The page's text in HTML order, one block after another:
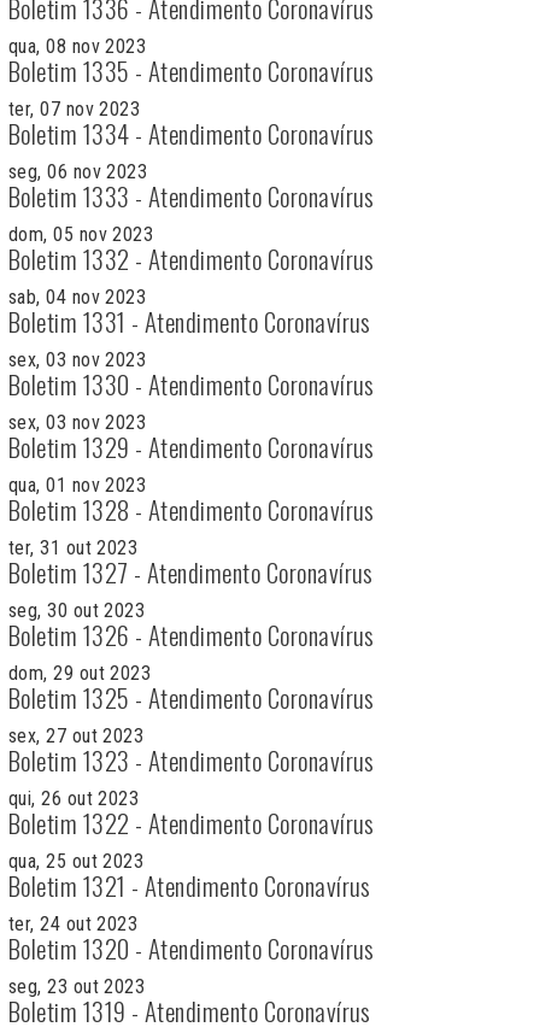
Boletim 1336 - Atendimento Coronavírus
qua, 08 nov 2023
Boletim 1335 - Atendimento Coronavírus
ter, 07 nov 2023
Boletim 1334 - Atendimento Coronavírus
seg, 06 nov 2023
Boletim 1333 - Atendimento Coronavírus
dom, 05 nov 2023
Boletim 1332 - Atendimento Coronavírus
sab, 04 nov 2023
Boletim 1331 - Atendimento Coronavírus
sex, 03 nov 2023
Boletim 1330 - Atendimento Coronavírus
sex, 03 nov 2023
Boletim 1329 - Atendimento Coronavírus
qua, 01 nov 2023
Boletim 1328 - Atendimento Coronavírus
ter, 31 out 2023
Boletim 1327 - Atendimento Coronavírus
seg, 30 out 2023
Boletim 1326 - Atendimento Coronavírus
dom, 29 out 2023
Boletim 1325 - Atendimento Coronavírus
sex, 27 out 2023
Boletim 1323 - Atendimento Coronavírus
qui, 26 out 2023
Boletim 1322 - Atendimento Coronavírus
qua, 25 out 2023
Boletim 1321 - Atendimento Coronavírus
ter, 24 out 2023
Boletim 1320 - Atendimento Coronavírus
seg, 23 out 2023
Boletim 1319 - Atendimento Coronavírus